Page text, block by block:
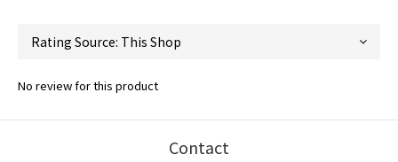
No review for this product
Contact